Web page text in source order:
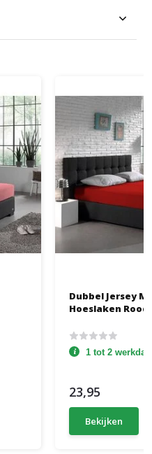
Dubbel Jersey
Hoeslaken Rood
1 tot 2
23,95
Bekijken